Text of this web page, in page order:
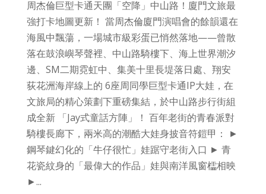
周杰倫巨型卡通天團「空降」中山路！廈門文旅最
強打卡地圖更新！ 當周杰倫廈門演唱會的餘韻還在
海風中飄蕩，一場城市級彩蛋已悄然落地——曾散
落在鼓浪嶼琴聲裡、中山路騎樓下、海上世界潮汐
邊、SM二期霓虹中、集美十里長堤落日處、翔安
荻花洲海岸線上的 6座周同學巨型卡通IP大娃，在
文旅局的精心策劃下重磅集結，於中山路步行街組
成全新 「Jay式童話方陣」！ 百年老街的青春派對
騎樓長廊下，兩米高的潮酷大娃身披音符鎧甲： ►
鋼琴鍵幻化的「牛仔很忙」娃踞守老街入口 ► 青
花瓷紋身的「最偉大的作品」娃與南洋風窗櫺相映
►...